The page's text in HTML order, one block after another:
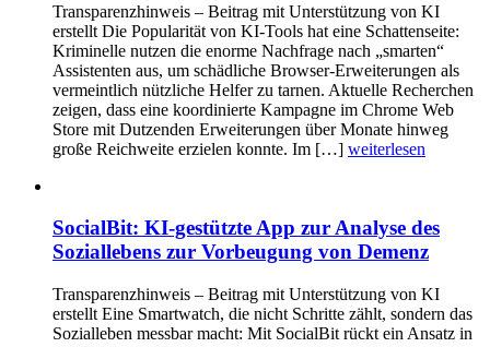
Transparenzhinweis – Beitrag mit Unterstützung von KI
erstellt Die Popularität von KI-Tools hat eine Schattenseite:
Kriminelle nutzen die enorme Nachfrage nach „smarten“
Assistenten aus, um schädliche Browser-Erweiterungen als
vermeintlich nützliche Helfer zu tarnen. Aktuelle Recherchen
zeigen, dass eine koordinierte Kampagne im Chrome Web
Store mit Dutzenden Erweiterungen über Monate hinweg
große Reichweite erzielen konnte. Im […] weiterlesen
SocialBit: KI-gestützte App zur Analyse des
Soziallebens zur Vorbeugung von Demenz
Transparenzhinweis – Beitrag mit Unterstützung von KI
erstellt Eine Smartwatch, die nicht Schritte zählt, sondern das
Sozialleben messbar macht: Mit SocialBit rückt ein Ansatz in